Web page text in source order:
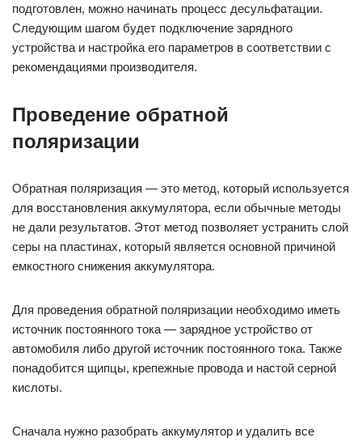
подготовлен, можно начинать процесс десульфатации.
Следующим шагом будет подключение зарядного
устройства и настройка его параметров в соответствии с
рекомендациями производителя.
Проведение обратной
поляризации
Обратная поляризация — это метод, который используется
для восстановления аккумулятора, если обычные методы
не дали результатов. Этот метод позволяет устранить слой
серы на пластинах, который является основной причиной
емкостного снижения аккумулятора.
Для проведения обратной поляризации необходимо иметь
источник постоянного тока — зарядное устройство от
автомобиля либо другой источник постоянного тока. Также
понадобится щипцы, крепежные провода и настой серной
кислоты.
Сначала нужно разобрать аккумулятор и удалить все